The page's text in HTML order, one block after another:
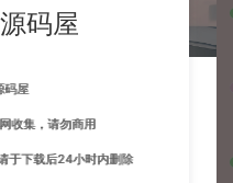
码屋
码屋
收集，请勿商用
于下载后24小时内删除